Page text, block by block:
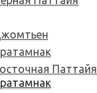
Паттайя